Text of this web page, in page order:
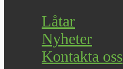
Låtar
Nyheter
Kontakta oss